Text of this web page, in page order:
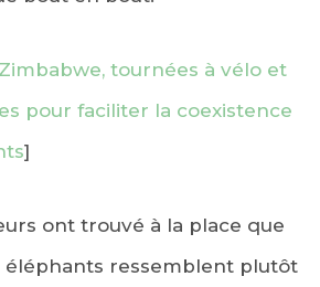
tournées à vélo et
pour faciliter la coexistence
]
ont trouvé à la place que
éléphants ressemblent plutôt